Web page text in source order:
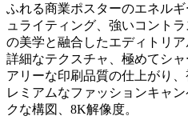
ふれる商業ポスターのエネル
ュライティング、強いコント
の美学と融合したエディトリ
詳細なテクスチャ、極めてシ
アリーな印刷品質の仕上がり
レミアムなファッションキャ
クな構図、8K解像度。